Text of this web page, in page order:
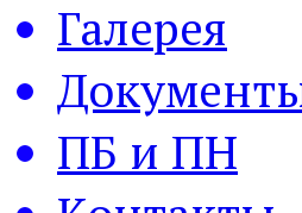
Галерея
ПБ и ПН